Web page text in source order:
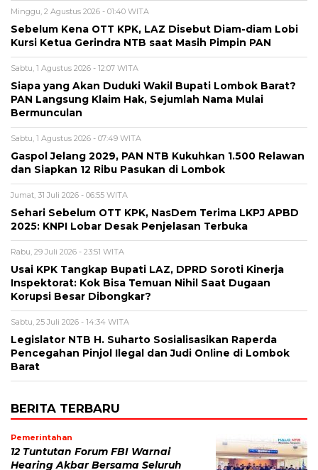
Minggu, 2 Agustus 2026 - 01:40 WITA
Sebelum Kena OTT KPK, LAZ Disebut Diam-diam Lobi
Kursi Ketua Gerindra NTB saat Masih Pimpin PAN
Sabtu, 1 Agustus 2026 - 12:07 WITA
Siapa yang Akan Duduki Wakil Bupati Lombok Barat?
PAN Langsung Klaim Hak, Sejumlah Nama Mulai
Bermunculan
Sabtu, 1 Agustus 2026 - 07:49 WITA
Gaspol Jelang 2029, PAN NTB Kukuhkan 1.500 Relawan
dan Siapkan 12 Ribu Pasukan di Lombok
Jumat, 31 Juli 2026 - 06:55 WITA
Sehari Sebelum OTT KPK, NasDem Terima LKPJ APBD
2025: KNPI Lobar Desak Penjelasan Terbuka
Rabu, 29 Juli 2026 - 23:51 WITA
Usai KPK Tangkap Bupati LAZ, DPRD Soroti Kinerja
Inspektorat: Kok Bisa Temuan Nihil Saat Dugaan
Korupsi Besar Dibongkar?
Sabtu, 25 Juli 2026 - 14:34 WITA
Legislator NTB H. Suharto Sosialisasikan Raperda
Pencegahan Pinjol Ilegal dan Judi Online di Lombok
Barat
BERITA TERBARU
Pemerintahan
12 Tuntutan Forum FBI Warnai
Hearing Akbar Bersama Seluruh